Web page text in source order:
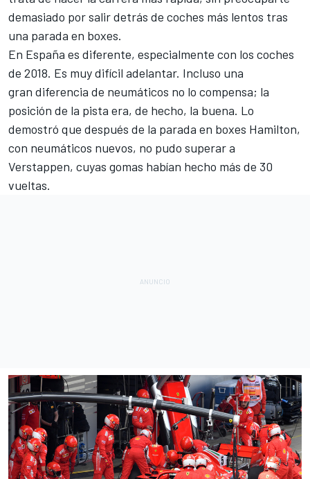
demasiado por salir detrás de coches más lentos tras
una parada en boxes.
En España es diferente, especialmente con los coches
de 2018. Es muy difícil adelantar. Incluso una
gran diferencia de neumáticos no lo compensa; la
posición de la pista era, de hecho, la buena. Lo
demostró que después de la parada en boxes Hamilton,
con neumáticos nuevos, no pudo superar a
Verstappen, cuyas gomas habían hecho más de 30
vueltas.